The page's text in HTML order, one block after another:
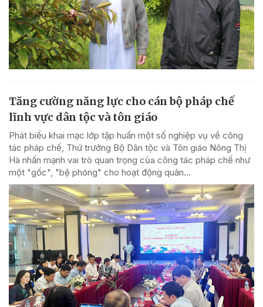
Tăng cường năng lực cho cán bộ pháp chế
lĩnh vực dân tộc và tôn giáo
Phát biểu khai mạc lớp tập huấn một số nghiệp vụ về công
tác pháp chế, Thứ trưởng Bộ Dân tộc và Tôn giáo Nông Thị
Hà nhấn mạnh vai trò quan trọng của công tác pháp chế như
một "gốc", "bệ phóng" cho hoạt động quản...